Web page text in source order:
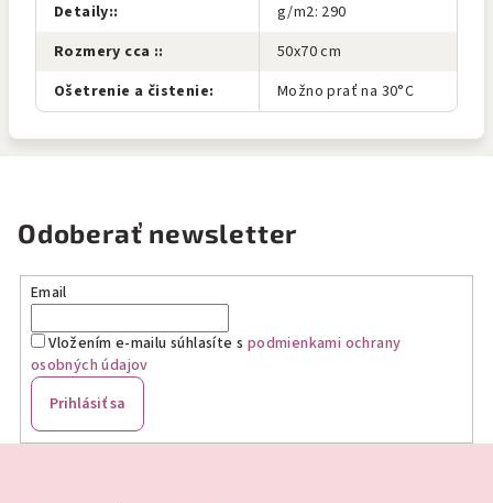
Detaily::
g/m2: 290
Rozmery cca ::
50x70 cm
Ošetrenie a čistenie: Možno prať na 30°C
Odoberať newsletter
Email
Vložením e-mailu súhlasíte s podmienkami ochrany
osobných údajov
Prihlásiť sa